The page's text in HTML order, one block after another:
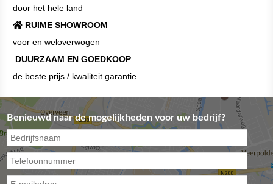
door het hele land
RUIME SHOWROOM
voor en weloverwogen
DUURZAAM EN GOEDKOOP
de beste prijs / kwaliteit garantie
Benieuwd naar de mogelijkheden voor uw bedrijf?